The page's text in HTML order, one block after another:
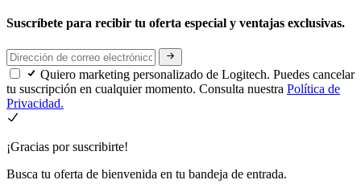
Suscríbete para recibir tu oferta especial y ventajas exclusivas.
Quiero marketing personalizado de Logitech. Puedes cancelar
tu suscripción en cualquier momento. Consulta nuestra Política de
Privacidad.
¡Gracias por suscribirte!
Busca tu oferta de bienvenida en tu bandeja de entrada.